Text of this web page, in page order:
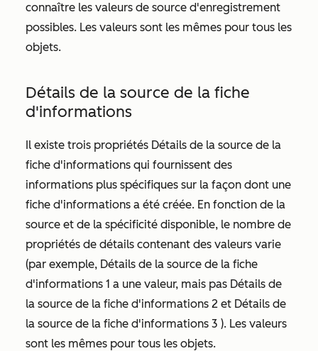
connaître les valeurs de source d'enregistrement
possibles. Les valeurs sont les mêmes pour tous les
objets.
Détails de la source de la fiche
d'informations
Il existe trois propriétés Détails de la source de la
fiche d'informations qui fournissent des
informations plus spécifiques sur la façon dont une
fiche d'informations a été créée. En fonction de la
source et de la spécificité disponible, le nombre de
propriétés de détails contenant des valeurs varie
(par exemple, Détails de la source de la fiche
d'informations 1 a une valeur, mais pas Détails de
la source de la fiche d'informations 2 et Détails de
la source de la fiche d'informations 3 ). Les valeurs
sont les mêmes pour tous les objets.